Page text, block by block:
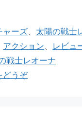
ャーズ、 太陽の戦士
アクション、 レビュ
戦士レオーナ
どうぞ